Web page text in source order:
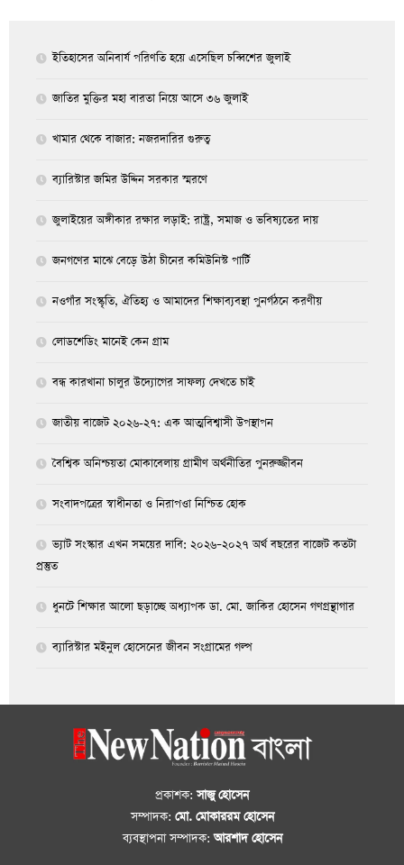
ইতিহাসের অনিবার্য পরিণতি হয়ে এসেছিল চব্বিশের জুলাই
জাতির মুক্তির মহা বারতা নিয়ে আসে ৩৬ জুলাই
খামার থেকে বাজার: নজরদারির গুরুত্ব
ব্যারিস্টার জমির উদ্দিন সরকার স্মরণে
জুলাইয়ের অঙ্গীকার রক্ষার লড়াই: রাষ্ট্র, সমাজ ও ভবিষ্যতের দায়
জনগণের মাঝে বেড়ে উঠা চীনের কমিউনিস্ট পার্টি
নওগাঁর সংস্কৃতি, ঐতিহ্য ও আমাদের শিক্ষাব্যবস্থা পুনর্গঠনে করণীয়
লোডশেডিং মানেই কেন গ্রাম
বন্ধ কারখানা চালুর উদ্যোগের সাফল্য দেখতে চাই
জাতীয় বাজেট ২০২৬-২৭: এক আত্মবিশ্বাসী উপস্থাপন
বৈশ্বিক অনিশ্চয়তা মোকাবেলায় গ্রামীণ অর্থনীতির পুনরুজ্জীবন
সংবাদপত্রের স্বাধীনতা ও নিরাপওা নিশ্চিত হোক
ভ্যাট সংস্কার এখন সময়ের দাবি: ২০২৬–২০২৭ অর্থ বছরের বাজেট কতটা
প্রস্তুত
ধুনটে শিক্ষার আলো ছড়াচ্ছে অধ্যাপক ডা. মো. জাকির হোসেন গণগ্রন্থাগার
ব্যারিস্টার মইনুল হোসেনের জীবন সংগ্রামের গল্প
প্রকাশক:সাজু হোসেন
সম্পাদক: মো. মোকাররম হোসেন
ব্যবস্থাপনা সম্পাদক:আরশাদ হোসেন